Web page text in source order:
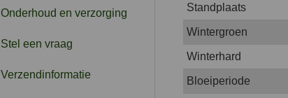
Onderhoud en verzorging
Stel een vraag
Verzendinformatie
Standplaats
Wintergroen
Winterhard
Bloeiperiode